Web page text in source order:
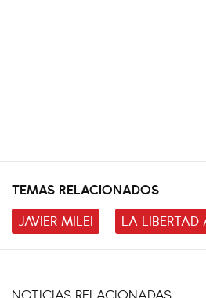
TEMAS RELACIONADOS
JAVIER MILEI
LA LIBERTAD
NOTICIAS RELACIONADAS